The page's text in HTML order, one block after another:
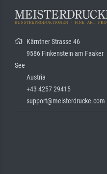
Kärntner Strasse 46
9586 Finkenstein am Faaker
See
Austria
+43 4257 29415
support@meisterdrucke.com